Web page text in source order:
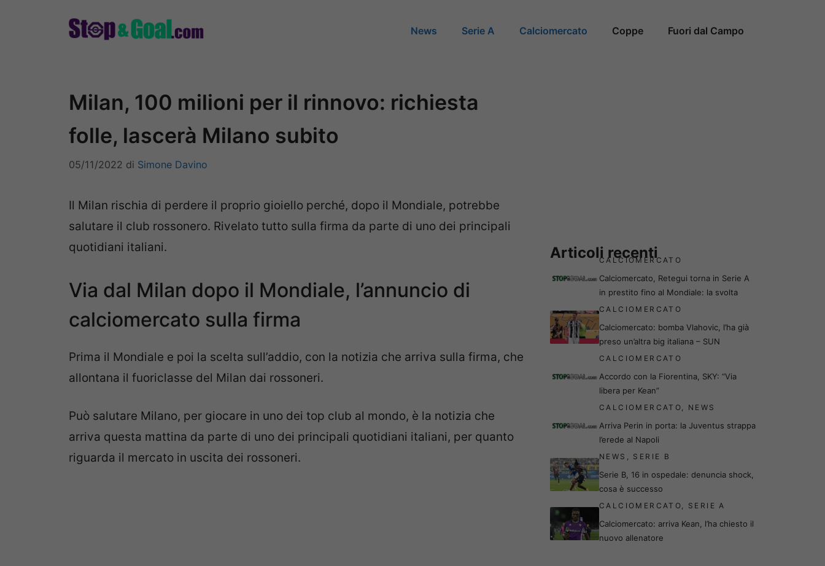
News Serie A Calciomercato Coppe Fuori dal Campo
Milan, 100 milioni per il rinnovo: richiesta
folle, lascerà Milano subito
05/11/2022 di Simone Davino
Il Milan rischia di perdere il proprio gioiello perché, dopo il Mondiale, potrebbe
salutare il club rossonero. Rivelato tutto sulla firma da parte di uno dei principali
quotidiani italiani.
Via dal Milan dopo il Mondiale, l’annuncio di
calciomercato sulla firma
Prima il Mondiale e poi la scelta sull’addio, con la notizia che arriva sulla firma, che
allontana il fuoriclasse del Milan dai rossoneri.
Può salutare Milano, per giocare in uno dei top club al mondo, è la notizia che
arriva questa mattina da parte di uno dei principali quotidiani italiani, per quanto
riguarda il mercato in uscita dei rossoneri.
Articoli recenti
CALCIOMERCATO
Calciomercato, Retegui torna in Serie A
in prestito fino al Mondiale: la svolta
CALCIOMERCATO
Calciomercato: bomba Vlahovic, l’ha già
preso un’altra big italiana – SUN
CALCIOMERCATO
Accordo con la Fiorentina, SKY: “Via
libera per Kean”
CALCIOMERCATO, NEWS
Arriva Perin in porta: la Juventus strappa
l’erede al Napoli
NEWS , SERIE B
Serie B, 16 in ospedale: denuncia shock,
cosa è successo
CALCIOMERCATO, SERIE A
Calciomercato: arriva Kean, l’ha chiesto il
nuovo allenatore